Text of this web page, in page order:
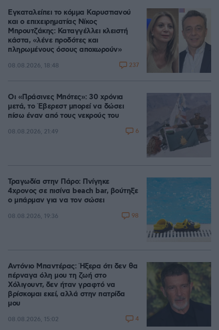
Εγκαταλείπει το κόμμα Καρυστιανού
και ο επιχειρηματίας Νίκος
Μπρουτζάκης: Καταγγέλλει κλειστή
κάστα, «λένε προδότες και
πληρωμένους όσους αποχωρούν»
08.08.2026, 18:48 237
Οι «Πράσινες Μπότες»: 30 χρόνια
μετά, το Έβερεστ μπορεί να δώσει
πίσω έναν από τους νεκρούς του
08.08.2026, 21:49 6
Τραγωδία στην Πάρο: Πνίγηκε
4χρονος σε πισίνα beach bar, βούτηξε
ο μπάρμαν για να τον σώσει
08.08.2026, 19:36 98
Αντόνιο Μπαντέρας: Ήξερα ότι δεν θα
πέρναγα όλη μου τη ζωή στο
Χόλιγουντ, δεν ήταν γραφτό να
βρίσκομαι εκεί, αλλά στην πατρίδα
μου
08.08.2026, 15:02 4